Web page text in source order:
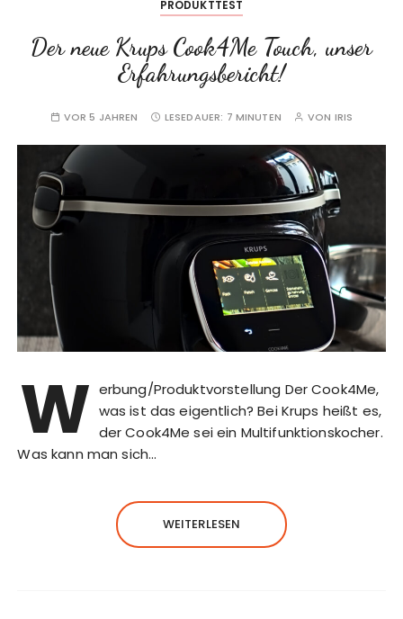
PRODUKTTEST
Der neue Krups Cook4Me Touch, unser
Erfahrungsbericht!
VOR 5 JAHREN LESEDAUER: 7 MINUTEN VON IRIS
W erbung/Produktvorstellung Der Cook4Me,
was ist das eigentlich? Bei Krups heißt es,
der Cook4Me sei ein Multifunktionskocher.
Was kann man sich…
WEITERLESEN